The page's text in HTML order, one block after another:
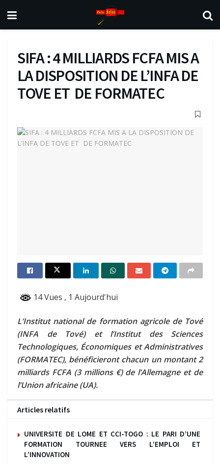
SIFA : 4 MILLIARDS FCFA MIS A
LA DISPOSITION DE L’INFA DE
TOVE ET DE FORMATEC
14 Vues , 1 Aujourd'hui
L’Institut national de formation agricole de Tové
(INFA de Tové) et l’Institut des Sciences
Technologiques, Économiques et Administratives
(FORMATEC), bénéficieront chacun un montant 2
milliards FCFA (3 millions €) de l’Allemagne et de
l’Union africaine (UA).
Articles relatifs
UNIVERSITE DE LOME ET CCI-TOGO : LE PARI D’UNE
FORMATION TOURNEE VERS L’EMPLOI ET
L’INNOVATION